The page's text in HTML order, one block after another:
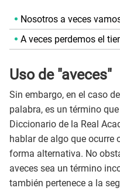
Nosotros a veces
A veces perdemos el
Uso de "aveces"
Sin embargo, en el caso
palabra, es un término
Diccionario de la Real
hablar de algo que ocurre
forma alternativa. No
aveces sea un término
también pertenece a la